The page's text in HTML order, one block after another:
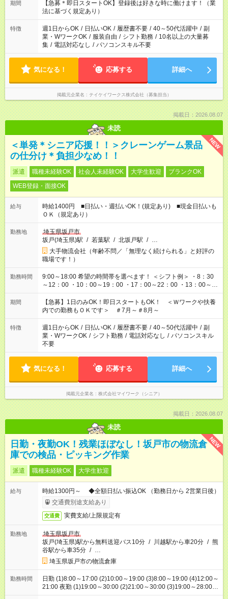
期間
【急募＊即日スタートOK】登録後は好きな時に働けます！（業
法に基づく規定あり）
特徴 週1日からOK / 日払いOK / 履歴書不要 / 40～50代活躍中 / 副
業・WワークOK / 服装自由 / シフト勤務 / 10名以上の大量募
集 / 電話対応なし / パソコンスキル不要
気になる！ 応募する 詳細へ
掲載元企業名 テイケイワークス株式会社（募集担当）
掲載日：2026.08.07
未読
NEW
＜単発＊シニア応援！！＞クレーンゲーム景品
の仕分け＊負担少なめ！！
派遣 職種未経験OK 社会人未経験OK 大学生歓迎
ブランクOK
WEB登録・面接OK
給与
時給1400円 ■日払い・週払いOK！(規定あり) ■現金日払いも
ＯＫ（規定あり）
勤務地
埼玉県坂戸市
坂戸(埼玉県)駅 / 若葉駅 / 北坂戸駅 / …
大手物流会社（年齢不問／「無理なく続けられる」と好評の
職場です！）
勤務時間
9:00～18:00 希望の時間帯を選べます！ ＜シフト例＞ ・8：30
～12：00 ・10：00～19：00 ・17：00～22：00 ・13：00～
22：00 ・22：00～翌6：00 など
期間
【急募】1日のみOK！即日スタートもOK！ ＜Ｗワークや扶養
内での勤務もＯＫです＞ ＃7月～＃8月～
特徴 週1日からOK / 日払いOK / 履歴書不要 / 40～50代活躍中 / 副
業・WワークOK / シフト勤務 / 電話対応なし / パソコンスキル
不要
気になる！ 応募する 詳細へ
掲載元企業名 株式会社マイワーク（シニア）
掲載日：2026.08.07
未読
NEW
日勤・夜勤OK！残業ほぼなし！坂戸市の物流倉
庫での検品・ピッキング作業
派遣 職種未経験OK 大学生歓迎
給与
時給1300円～ ◆全額日払い振込OK （勤務日から 2営業日後）
交通費別途支給あり
交通費 実費支給/上限規定有
勤務地
埼玉県坂戸市
坂戸(埼玉県)駅から無料送迎バス10分 / 川越駅から車20分 / 熊
谷駅から車35分 / …
埼玉県坂戸市の物流倉庫
勤務時間
日勤 (1)8:00～17:00 (2)10:00～19:00 (3)8:00～19:00 (4)12:00～
21:00 夜勤 (1)19:00～30:00 (2)21:00～30:00 (3)19:00～28:00
(4)19:00～28:00 (5)19:00～29:00 ※1ヶ月単位の変形労働時間制